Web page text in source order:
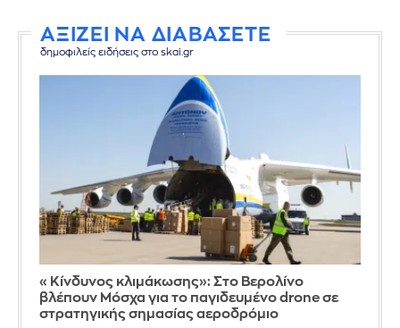
ΑΞΙΖΕΙ ΝΑ ΔΙΑΒΑΣΕΤΕ
δημοφιλείς ειδήσεις στο skai.gr
«Κίνδυνος κλιμάκωσης»: Στο Βερολίνο
βλέπουν Μόσχα για το παγιδευμένο drone σε
στρατηγικής σημασίας αεροδρόμιο